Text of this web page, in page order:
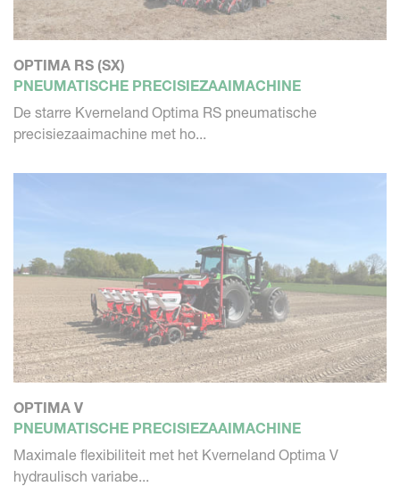
OPTIMA RS (SX)
PNEUMATISCHE PRECISIEZAAIMACHINE
De starre Kverneland Optima RS pneumatische
precisiezaaimachine met ho...
OPTIMA V
PNEUMATISCHE PRECISIEZAAIMACHINE
Maximale flexibiliteit met het Kverneland Optima V
hydraulisch variabe...